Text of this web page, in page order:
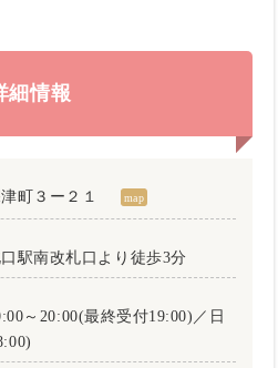
細情報
津町３ー２１ map
駅南改札口より徒歩3分
～20:00(最終受付19:00)／日